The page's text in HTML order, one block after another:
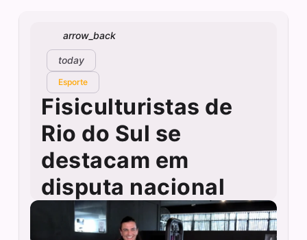
arrow_back
today
Esporte
Fisiculturistas de
Rio do Sul se
destacam em
disputa nacional